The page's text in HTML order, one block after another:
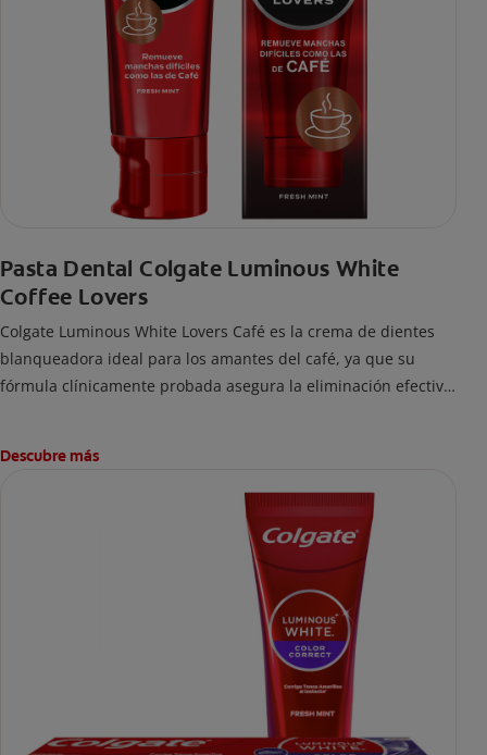
Pasta Dental Colgate Luminous White
Coffee Lovers
Colgate Luminous White Lovers Café es la crema de dientes
blanqueadora ideal para los amantes del café, ya que su
fórmula clínicamente probada asegura la eliminación efectiva
Descubre más